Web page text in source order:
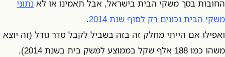
החובות בסך משקי הבית בישראל, אבל תאמינו או לא נתוני
משקי הבית נכונים רק לסוף שנת 2014
.
ואפילו אם הייתי מחלק זה בזה בשביל לקבל סדר גודל (זה יוצא
משהו כמו 188 אלף שקל בממוצע למשק בית בשנת 2014),